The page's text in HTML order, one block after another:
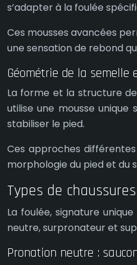
s’adapter à la foulée
Ces mousses avancées
une sensation de rebond
Géométrie de la semelle
La forme et la structure
utilise une mousse
stabiliser le pied.
Ces approches
morphologie du pied et du
Types de
La foulée, signature
neutre, surpronateur et
Pronation neutre :